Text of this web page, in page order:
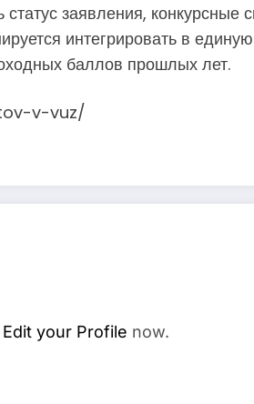
заявления, конкурсные
интегрировать в
баллов прошлых лет.
v-vuz/
Edit your Profile now.